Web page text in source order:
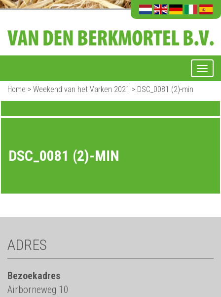
Home > Weekend van het Varken 2021 > DSC_0081 (2)-min
DSC_0081 (2)-MIN
ADRES
Bezoekadres
Airborneweg 10